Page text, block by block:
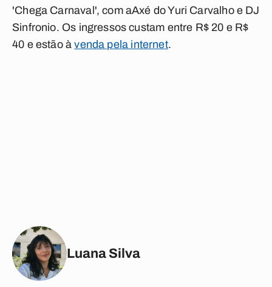
'Chega Carnaval', com aAxé do Yuri Carvalho e DJ
Sinfronio. Os ingressos custam entre R$ 20 e R$
40 e estão àvenda pela internet.
Luana Silva